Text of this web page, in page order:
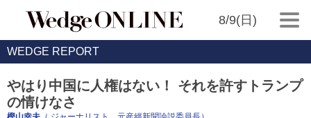
8/9(日)
WEDGE REPORT
やはり中国に人権はない！ それを許すトランプ
の情けなさ